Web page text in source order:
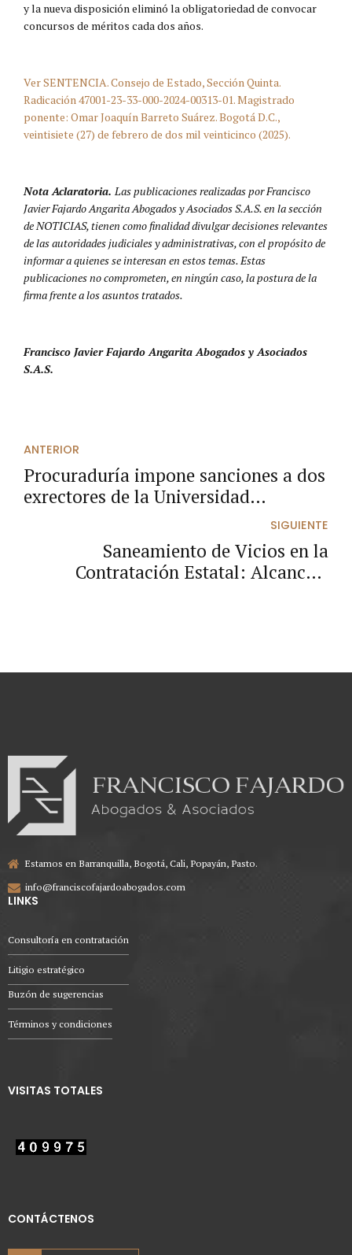
y la nueva disposición eliminó la obligatoriedad de convocar
concursos de méritos cada dos años.
Ver SENTENCIA. Consejo de Estado, Sección Quinta.
Radicación 47001-23-33-000-2024-00313-01. Magistrado
ponente: Omar Joaquín Barreto Suárez. Bogotá D.C.,
veintisiete (27) de febrero de dos mil veinticinco (2025).
Nota Aclaratoria.Las publicaciones realizadas por Francisco
Javier Fajardo Angarita Abogados y Asociados S.A.S. en la sección
de NOTICIAS, tienen como finalidad divulgar decisiones relevantes
de las autoridades judiciales y administrativas, con el propósito de
informar a quienes se interesan en estos temas. Estas
publicaciones no comprometen, en ningún caso, la postura de la
firma frente a los asuntos tratados.
Francisco Javier Fajardo Angarita Abogados y Asociados
S.A.S.
ANTERIOR
Procuraduría impone sanciones a dos
exrectores de la Universidad
Surcolombiana por violar la Ley de
SIGUIENTE
Saneamiento de Vicios en la
Contratación Estatal: Alcance y
Estamos en Barranquilla, Bogotá, Cali, Popayán, Pasto.
info@franciscofajardoabogados.com
LINKS
Consultoría en contratación
Litigio estratégico
Buzón de sugerencias
Términos y condiciones
VISITAS TOTALES
CONTÁCTENOS